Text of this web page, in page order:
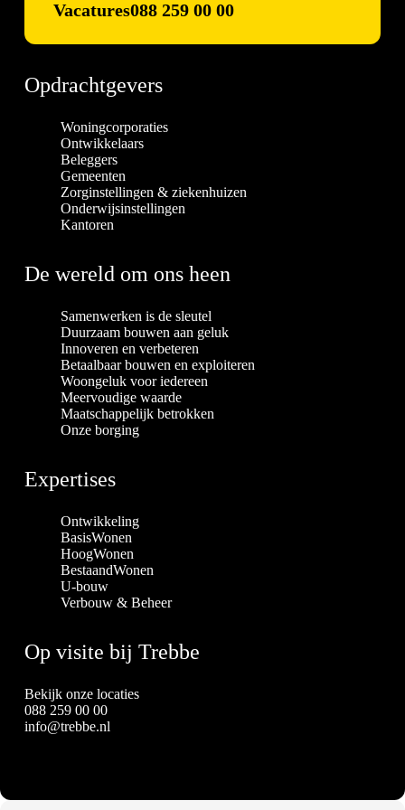
Vacatures088 259 00 00
Opdrachtgevers
Woningcorporaties
Ontwikkelaars
Beleggers
Gemeenten
Zorginstellingen & ziekenhuizen
Onderwijsinstellingen
Kantoren
De wereld om ons heen
Samenwerken is de sleutel
Duurzaam bouwen aan geluk
Innoveren en verbeteren
Betaalbaar bouwen en exploiteren
Woongeluk voor iedereen
Meervoudige waarde
Maatschappelijk betrokken
Onze borging
Expertises
Ontwikkeling
BasisWonen
HoogWonen
BestaandWonen
U-bouw
Verbouw & Beheer
Op visite bij Trebbe
Bekijk onze locaties
088 259 00 00
info@trebbe.nl